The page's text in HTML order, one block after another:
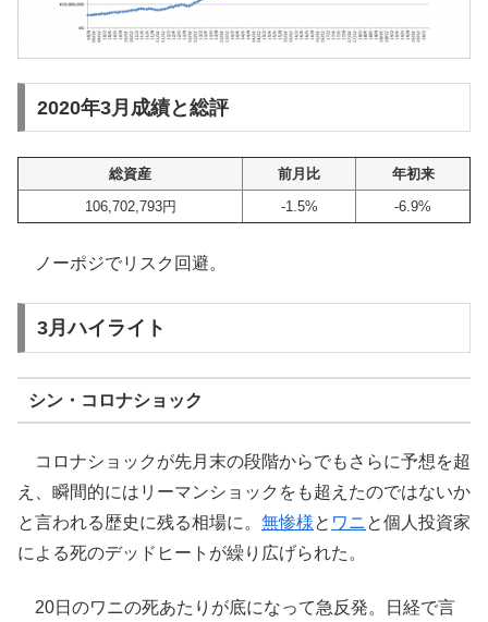
2020年3月成績と総評
総資産 前月比
年初来
106,702,793円
-1.5% -6.9%
ノーポジでリスク回避。
3月ハイライト
シン・コロナショック
コロナショックが先月末の段階からでもさらに予想を超
え、瞬間的にはリーマンショックをも超えたのではないか
と言われる歴史に残る相場に。 無惨様と ワニと個人投資家
による死のデッドヒートが繰り広げられた。
20日のワニの死あたりが底になって急反発。日経で言